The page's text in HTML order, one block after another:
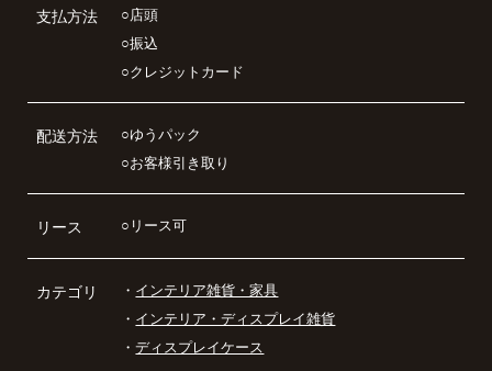
支払方法
○店頭
○振込
○クレジットカード
配送方法
○ゆうパック
○お客様引き取り
リース ○リース可
カテゴリ ・ インテリア雑貨・家具
・ インテリア・ディスプレイ雑貨
・ディスプレイケース